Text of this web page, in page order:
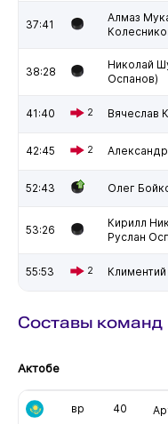
37:41
Алмаз
38:28
Николай
Оспанов)
41:40 2 Вячеслав
42:45 2
52:43 Олег
53:26
Кирилл
Руслан
55:53 2
Составы команд
Актобе
вр 40